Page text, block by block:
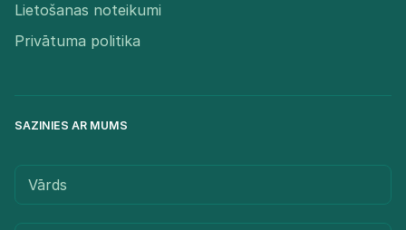
Lietošanas noteikumi
Privātuma politika
SAZINIES AR MUMS